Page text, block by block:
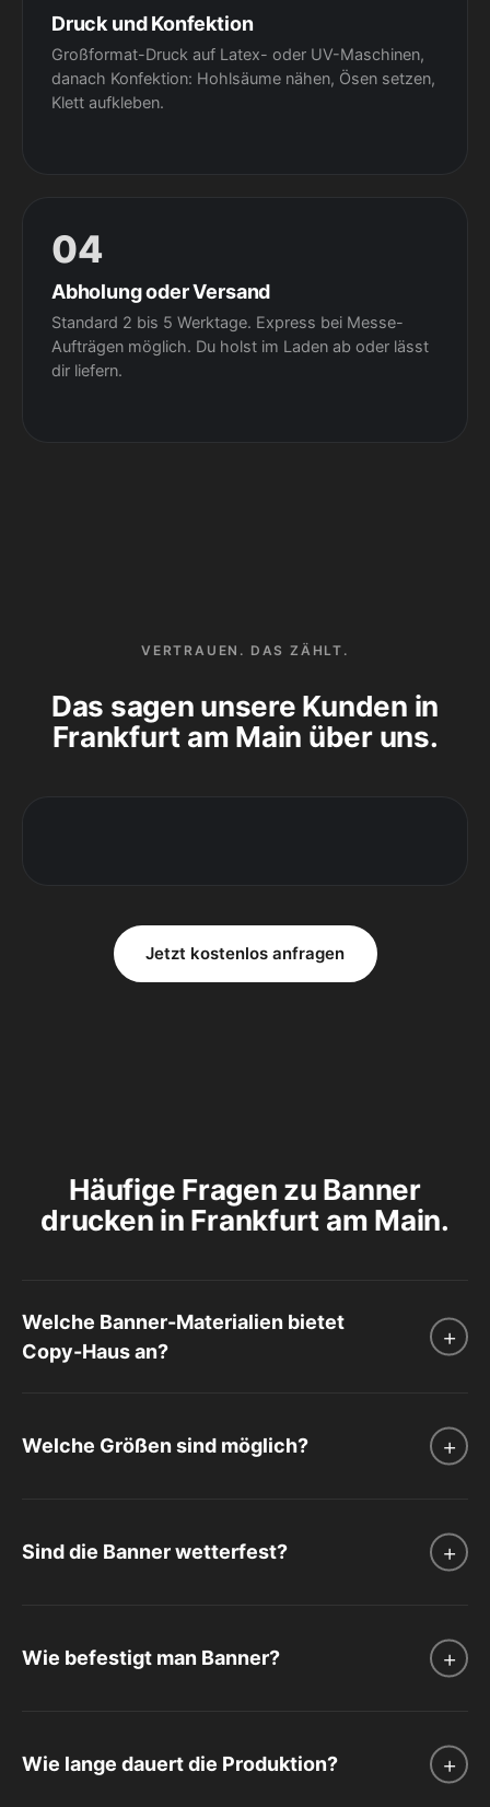
Druck und Konfektion
Großformat-Druck auf Latex- oder UV-Maschinen,
danach Konfektion: Hohlsäume nähen, Ösen setzen,
Klett aufkleben.
04
Abholung oder Versand
Standard 2 bis 5 Werktage. Express bei Messe-
Aufträgen möglich. Du holst im Laden ab oder lässt
dir liefern.
VERTRAUEN. DAS ZÄHLT.
Das sagen unsere Kunden in
Frankfurt am Main über uns.
Jetzt kostenlos anfragen
Häufige Fragen zu Banner
drucken in Frankfurt am Main.
Welche Banner-Materialien bietet
Copy-Haus an?
Welche Größen sind möglich?
Sind die Banner wetterfest?
Wie befestigt man Banner?
Wie lange dauert die Produktion?